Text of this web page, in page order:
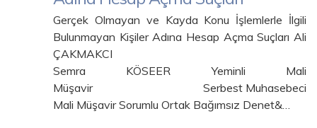
Gerçek Olmayan ve Kayda Konu İşlemlerle İlgili
Bulunmayan Kişiler Adına Hesap Açma Suçları Ali
ÇAKMAKCI
Semra KÖSEER Yeminli Mali
Müşavir Serbest Muhasebeci
Mali Müşavir Sorumlu Ortak Bağımsız Denet&…